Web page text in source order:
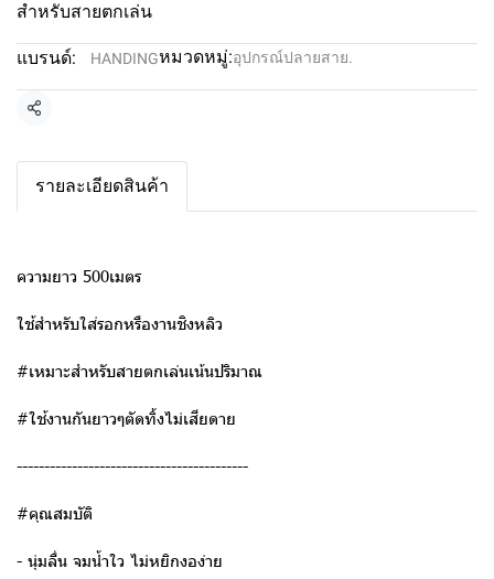
สำหรับสายตกเล่น
แบรนด์: HANDINGหมวดหมู่:อุปกรณ์ปลายสาย.
แชร์
รายละเอียดสินค้า
ความยาว 500เมตร
ใช้สำหรับใส่รอกหรืองานชิงหลิว
#เหมาะสำหรับสายตกเล่นเน้นปริมาณ
#ใช้งานกันยาวๆตัดทิ้งไม่เสียดาย
------------------------------------------
#คุณสมบัติ
- นุ่มลื่น จมน้ำใว ไม่หยิกงอง่าย